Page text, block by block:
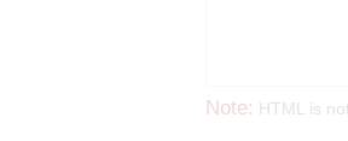
Note: HTML is